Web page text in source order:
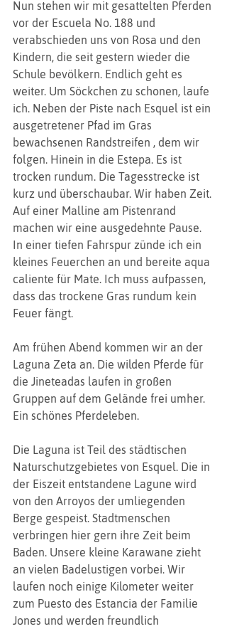
Nun stehen wir mit gesattelten Pferden
vor der Escuela No. 188 und
verabschieden uns von Rosa und den
Kindern, die seit gestern wieder die
Schule bevölkern. Endlich geht es
weiter. Um Söckchen zu schonen, laufe
ich. Neben der Piste nach Esquel ist ein
ausgetretener Pfad im Gras
bewachsenen Randstreifen , dem wir
folgen. Hinein in die Estepa. Es ist
trocken rundum. Die Tagesstrecke ist
kurz und überschaubar. Wir haben Zeit.
Auf einer Malline am Pistenrand
machen wir eine ausgedehnte Pause.
In einer tiefen Fahrspur zünde ich ein
kleines Feuerchen an und bereite aqua
caliente für Mate. Ich muss aufpassen,
dass das trockene Gras rundum kein
Feuer fängt.
Am frühen Abend kommen wir an der
Laguna Zeta an. Die wilden Pferde für
die Jineteadas laufen in großen
Gruppen auf dem Gelände frei umher.
Ein schönes Pferdeleben.
Die Laguna ist Teil des städtischen
Naturschutzgebietes von Esquel. Die in
der Eiszeit entstandene Lagune wird
von den Arroyos der umliegenden
Berge gespeist. Stadtmenschen
verbringen hier gern ihre Zeit beim
Baden. Unsere kleine Karawane zieht
an vielen Badelustigen vorbei. Wir
laufen noch einige Kilometer weiter
zum Puesto des Estancia der Familie
Jones und werden freundlich